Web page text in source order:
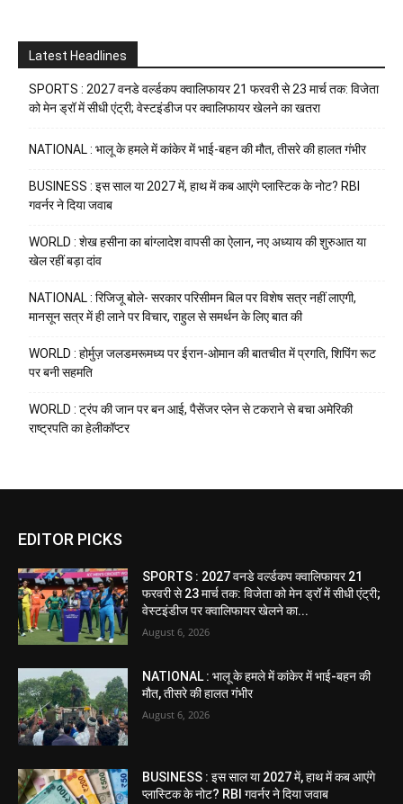
Latest Headlines
SPORTS : 2027 वनडे वर्ल्डकप क्वालिफायर 21 फरवरी से 23 मार्च तक: विजेता
को मेन ड्रॉ में सीधी एंट्री; वेस्टइंडीज पर क्वालिफायर खेलने का खतरा
NATIONAL : भालू के हमले में कांकेर में भाई-बहन की मौत, तीसरे की हालत गंभीर
BUSINESS : इस साल या 2027 में, हाथ में कब आएंगे प्लास्टिक के नोट? RBI
गवर्नर ने दिया जवाब
WORLD : शेख हसीना का बांग्लादेश वापसी का ऐलान, नए अध्याय की शुरुआत या
खेल रहीं बड़ा दांव
NATIONAL : रिजिजू बोले- सरकार परिसीमन बिल पर विशेष सत्र नहीं लाएगी,
मानसून सत्र में ही लाने पर विचार, राहुल से समर्थन के लिए बात की
WORLD : होर्मुज़ जलडमरूमध्य पर ईरान-ओमान की बातचीत में प्रगति, शिपिंग रूट
पर बनी सहमति
WORLD : ट्रंप की जान पर बन आई, पैसेंजर प्लेन से टकराने से बचा अमेरिकी
राष्ट्रपति का हेलीकॉप्टर
EDITOR PICKS
SPORTS : 2027 वनडे वर्ल्डकप क्वालिफायर 21
फरवरी से 23 मार्च तक: विजेता को मेन ड्रॉ में सीधी एंट्री;
वेस्टइंडीज पर क्वालिफायर खेलने का...
August 6, 2026
NATIONAL : भालू के हमले में कांकेर में भाई-बहन की
मौत, तीसरे की हालत गंभीर
August 6, 2026
BUSINESS : इस साल या 2027 में, हाथ में कब आएंगे
प्लास्टिक के नोट? RBI गवर्नर ने दिया जवाब